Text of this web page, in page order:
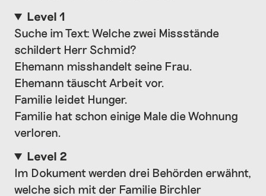
Level 1
Suche im Text: Welche zwei Missstände
schildert Herr Schmid?
Ehemann misshandelt seine Frau.
Ehemann täuscht Arbeit vor.
Familie leidet Hunger.
Familie hat schon einige Male die Wohnung
verloren.
Level 2
Im Dokument werden drei Behörden erwähnt,
welche sich mit der Familie Birchler